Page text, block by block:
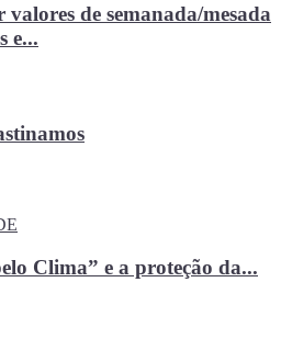
de semanada/mesada
e...
Clima” e a proteção da...